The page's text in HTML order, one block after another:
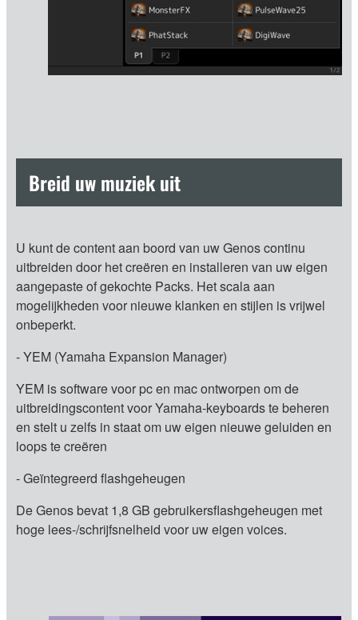
Breid uw muziek uit
U kunt de content aan boord van uw Genos continu
uitbreiden door het creëren en installeren van uw eigen
aangepaste of gekochte Packs. Het scala aan
mogelijkheden voor nieuwe klanken en stijlen is vrijwel
onbeperkt.
- YEM (Yamaha Expansion Manager)
YEM is software voor pc en mac ontworpen om de
uitbreidingscontent voor Yamaha-keyboards te beheren
en stelt u zelfs in staat om uw eigen nieuwe geluiden en
loops te creëren
- Geïntegreerd flashgeheugen
De Genos bevat 1,8 GB gebruikersflashgeheugen met
hoge lees-/schrijfsnelheid voor uw eigen voices.